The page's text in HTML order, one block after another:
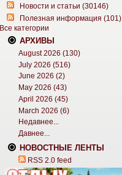
Новости и статьи (30146)
Полезная информация (101)
Все категории
АРХИВЫ
August 2026 (130)
July 2026 (516)
June 2026 (2)
May 2026 (43)
April 2026 (45)
March 2026 (6)
Недавнее...
Давнее...
НОВОСТНЫЕ ЛЕНТЫ
RSS 2.0 feed